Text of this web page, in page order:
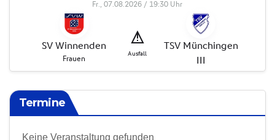
Termine
Keine Veranstaltung gefunden